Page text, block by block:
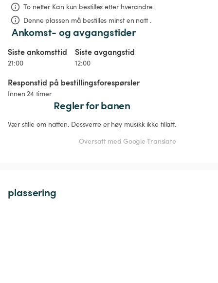
To netter Kan kun bestilles etter hverandre.
Denne plassen må bestilles minst en natt .
Ankomst- og avgangstider
Siste ankomsttid
21:00
Siste avgangstid
12:00
Responstid på bestillingsforespørsler
Innen 24 timer
Regler for banen
Vær stille om natten. Dessverre er høy musikk ikke tillatt.
Oversatt med Google Translate
plassering